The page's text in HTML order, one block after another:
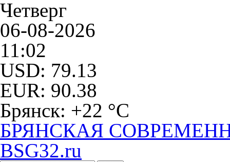
Четверг
06-08-2026
11:02
USD: 79.13
EUR: 90.38
Брянск: +22 °С
БРЯНСКАЯ
BSG32.ru